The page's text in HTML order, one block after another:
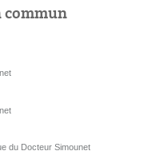
du Docteur Simounet